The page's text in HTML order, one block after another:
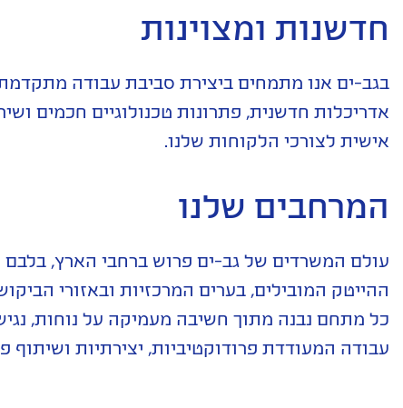
חדשנות ומצוינות
בגב-ים אנו מתמחים ביצירת סביבת עבודה
אדריכלות חדשנית, פתרונות טכנולוגיים חכמים
אישית לצורכי הלקוחות שלנו.
המרחבים שלנו
עולם המשרדים של גב-ים פרוש ברחבי הארץ,
ההייטק המובילים, בערים המרכזיות ובאזורי
כל מתחם נבנה מתוך חשיבה מעמיקה על נוחות,
עבודה המעודדת פרודוקטיביות, יצירתיות ושיתוף